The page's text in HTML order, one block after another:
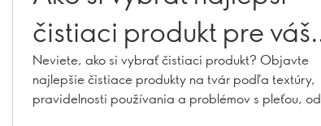
čistiaci produkt pre váš
typ pleti
Neviete, ako si vybrať čistiaci produkt? Objavte
najlepšie čistiace produkty na tvár podľa textúry,
pravidelnosti používania a problémov s pleťou, od